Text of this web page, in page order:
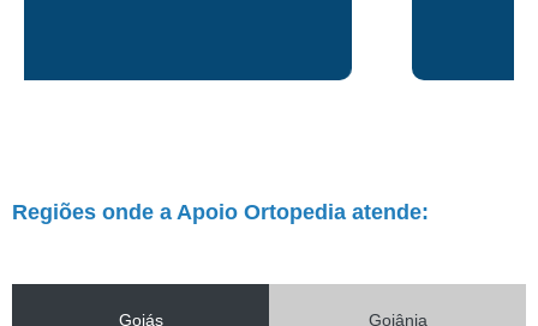
Regiões onde a Apoio Ortopedia atende:
Goiás Goiânia